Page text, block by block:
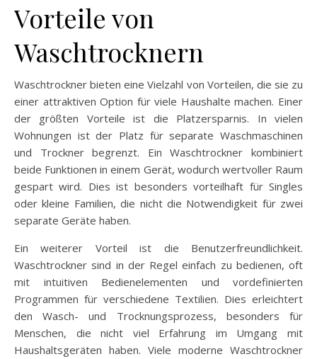
Vorteile von
Waschtrocknern
Waschtrockner bieten eine Vielzahl von Vorteilen, die sie zu
einer attraktiven Option für viele Haushalte machen. Einer
der größten Vorteile ist die Platzersparnis. In vielen
Wohnungen ist der Platz für separate Waschmaschinen
und Trockner begrenzt. Ein Waschtrockner kombiniert
beide Funktionen in einem Gerät, wodurch wertvoller Raum
gespart wird. Dies ist besonders vorteilhaft für Singles
oder kleine Familien, die nicht die Notwendigkeit für zwei
separate Geräte haben.
Ein weiterer Vorteil ist die Benutzerfreundlichkeit.
Waschtrockner sind in der Regel einfach zu bedienen, oft
mit intuitiven Bedienelementen und vordefinierten
Programmen für verschiedene Textilien. Dies erleichtert
den Wasch- und Trocknungsprozess, besonders für
Menschen, die nicht viel Erfahrung im Umgang mit
Haushaltsgeräten haben. Viele moderne Waschtrockner